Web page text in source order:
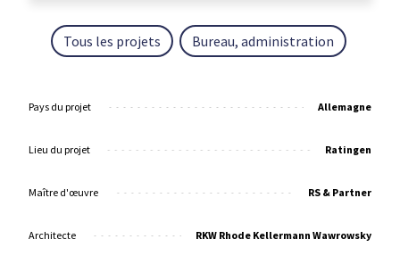
Tous les projets Bureau, administration
Pays du projet Allemagne
Lieu du projet Ratingen
Maître d'œuvre RS & Partner
Architecte RKW Rhode Kellermann Wawrowsky